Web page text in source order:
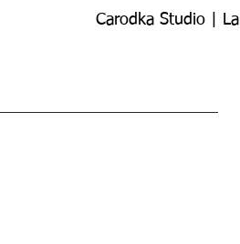
Carodka Studio |